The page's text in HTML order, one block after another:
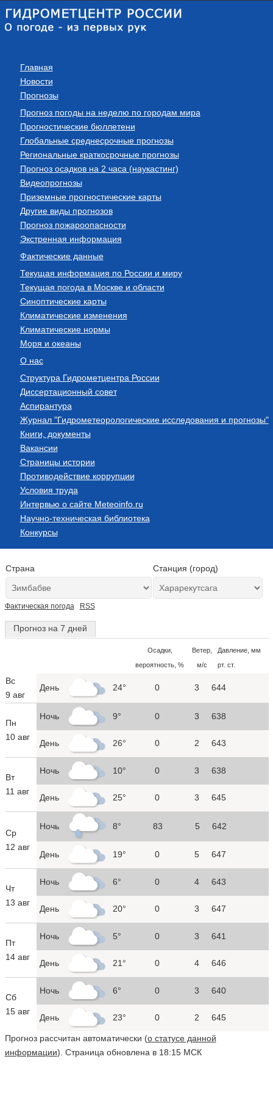
Главная
Новости
Прогнозы
Прогноз погоды на неделю по городам мира
Прогностические бюллетени
Глобальные среднесрочные прогнозы
Региональные краткосрочные прогнозы
Прогноз осадков на 2 часа (наукастинг)
Видеопрогнозы
Приземные прогностические карты
Другие виды прогнозов
Прогноз пожароопасности
Экстренная информация
Фактические данные
Текущая информация по России и миру
Текущая погода в Москве и области
Синоптические карты
Климатические изменения
Климатические нормы
Моря и океаны
О нас
Структура Гидрометцентра России
Диссертационный совет
Аспирантура
Журнал "Гидрометеорологические исследования и прогнозы"
Книги, документы
Вакансии
Страницы истории
Противодействие коррупции
Условия труда
Интервью о сайте Meteoinfo.ru
Научно-техническая библиотека
Конкурсы
Страна Станция (город)
Фактическая погода RSS
Прогноз на 7 дней
Осадки,
вероятность, %
Ветер,
м/с
Давление, мм
рт. ст.
Вс
9 авг
День 24° 0 3 644
Пн
10 авг
Ночь 9° 0 3 638
День 26° 0 2 643
Вт
11 авг
Ночь 10° 0 3 638
День 25° 0 3 645
Ср
12 авг
Ночь 8° 83 5 642
День 19° 0 5 647
Чт
13 авг
Ночь 6° 0 4 643
День 20° 0 3 647
Пт
14 авг
Ночь 5° 0 3 641
День 21° 0 4 646
Сб
15 авг
Ночь 6° 0 3 640
День 23° 0 2 645
Прогноз рассчитан автоматически (о статусе данной
информации). Страница обновлена в 18:15 МСК